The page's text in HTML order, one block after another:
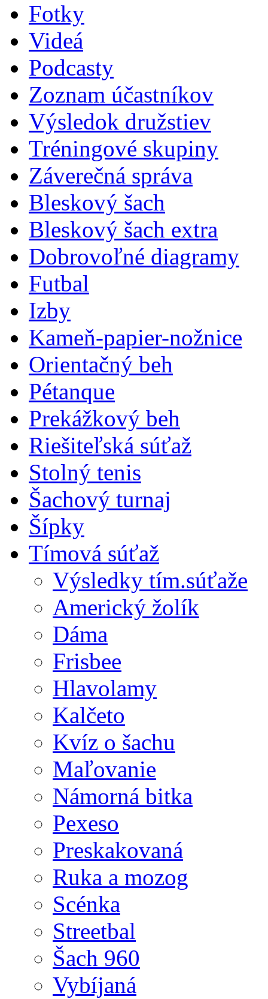
Fotky
Videá
Podcasty
Zoznam účastníkov
Výsledok družstiev
Tréningové skupiny
Záverečná správa
Bleskový šach
Bleskový šach extra
Dobrovoľné diagramy
Futbal
Izby
Kameň-papier-nožnice
Orientačný beh
Pétanque
Prekážkový beh
Riešiteľská súťaž
Stolný tenis
Šachový turnaj
Šípky
Tímová súťaž
Výsledky tím.súťaže
Americký žolík
Dáma
Frisbee
Hlavolamy
Kalčeto
Kvíz o šachu
Maľovanie
Námorná bitka
Pexeso
Preskakovaná
Ruka a mozog
Scénka
Streetbal
Šach 960
Vybíjaná